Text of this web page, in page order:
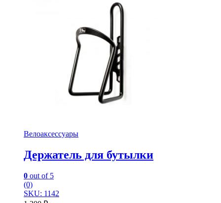
Велоаксессуары
Держатель для бутылки
0 out of 5
(0)
SKU: 1142